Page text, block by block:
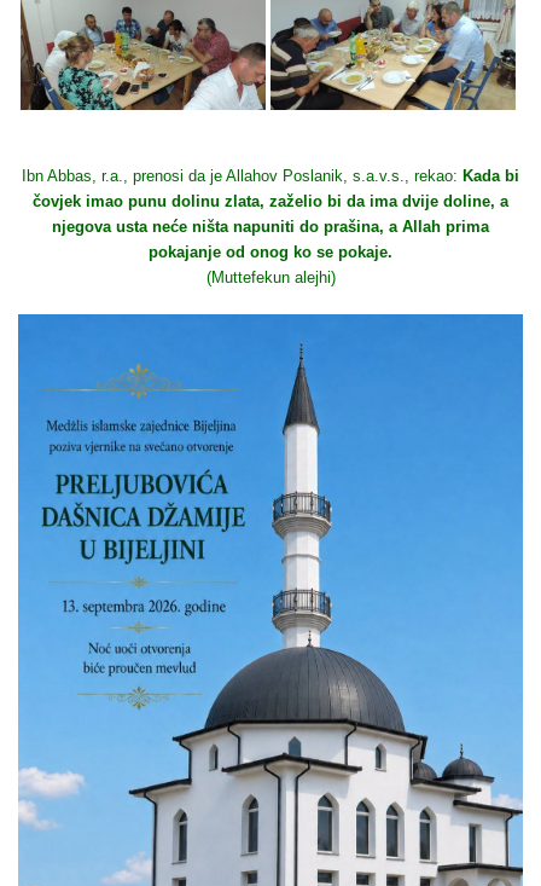
Ibn Abbas, r.a., prenosi da je Allahov Poslanik, s.a.v.s., rekao: Kada bi
čovjek imao punu dolinu zlata, zaželio bi da ima dvije doline, a
njegova usta neće ništa napuniti do prašina, a Allah prima
pokajanje od onog ko se pokaje.
(Muttefekun alejhi)